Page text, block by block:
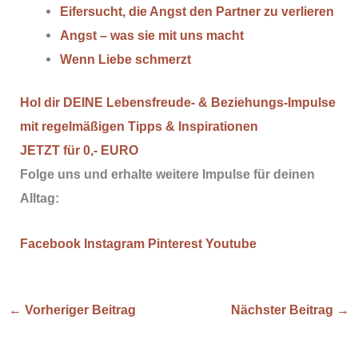
Eifersucht, die Angst den Partner zu verlieren
Angst – was sie mit uns macht
Wenn Liebe schmerzt
Hol dir DEINE Lebensfreude- & Beziehungs-Impulse
mit regelmäßigen Tipps & Inspirationen
JETZT für 0,- EURO
Folge uns und erhalte weitere Impulse für deinen
Alltag:
Facebook Instagram Pinterest Youtube
← Vorheriger Beitrag Nächster Beitrag →